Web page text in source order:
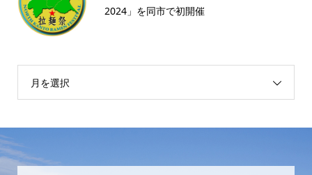
2024」を同市で初開催
月を選択